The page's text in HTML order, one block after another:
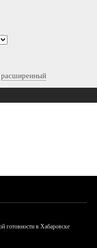
расширенный
в Хабаровске